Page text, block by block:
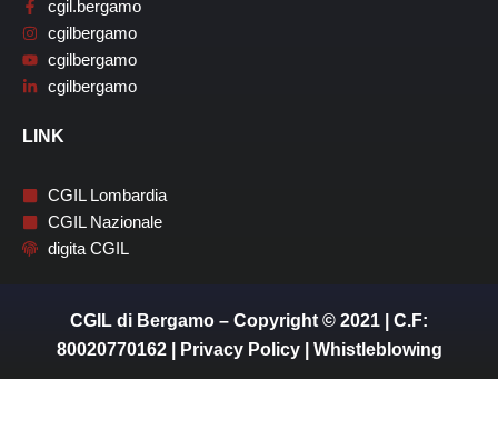
cgil.bergamo
cgilbergamo
cgilbergamo
cgilbergamo
LINK
CGIL Lombardia
CGIL Nazionale
digita CGIL
CGIL di Bergamo – Copyright © 2021 | C.F:
80020770162 |
Privacy Policy| Whistleblowing